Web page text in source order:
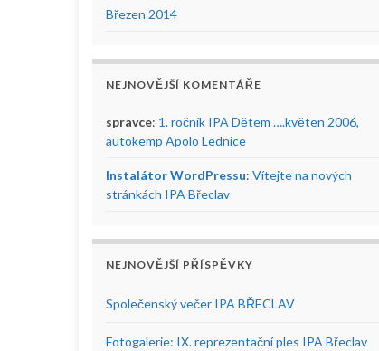
Březen 2014
NEJNOVĚJŠÍ KOMENTÁŘE
spravce: 1. ročník IPA Dětem ….květen 2006,
autokemp Apolo Lednice
Instalátor WordPressu: Vítejte na nových
stránkách IPA Břeclav
NEJNOVĚJŠÍ PŘÍSPĚVKY
Společenský večer IPA BŘECLAV
Fotogalerie: IX. reprezentační ples IPA Břeclav